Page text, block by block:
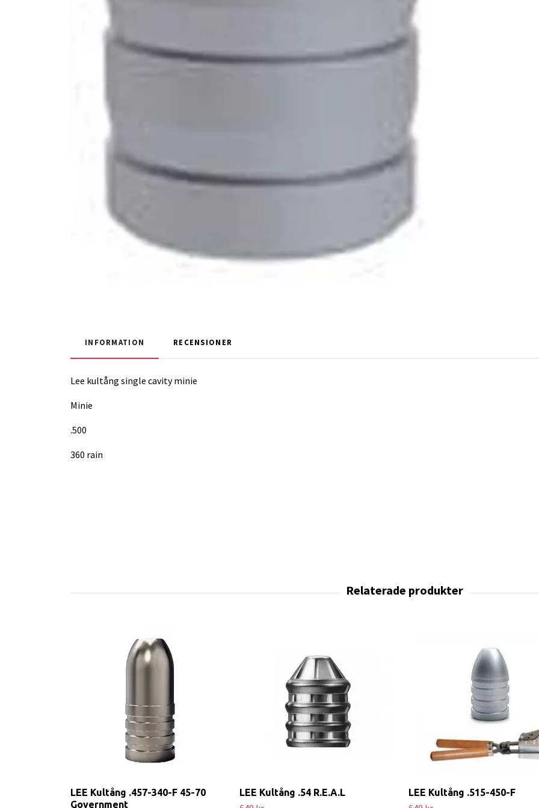
INFORMATION RECENSIONER
Lee kultång single cavity minie
Minie
.500
360 rain
LEE Kultång .457-340-F 45-70
Government
LEE Kultång .54 R.E.A.L LEE Kultång .515-450-F